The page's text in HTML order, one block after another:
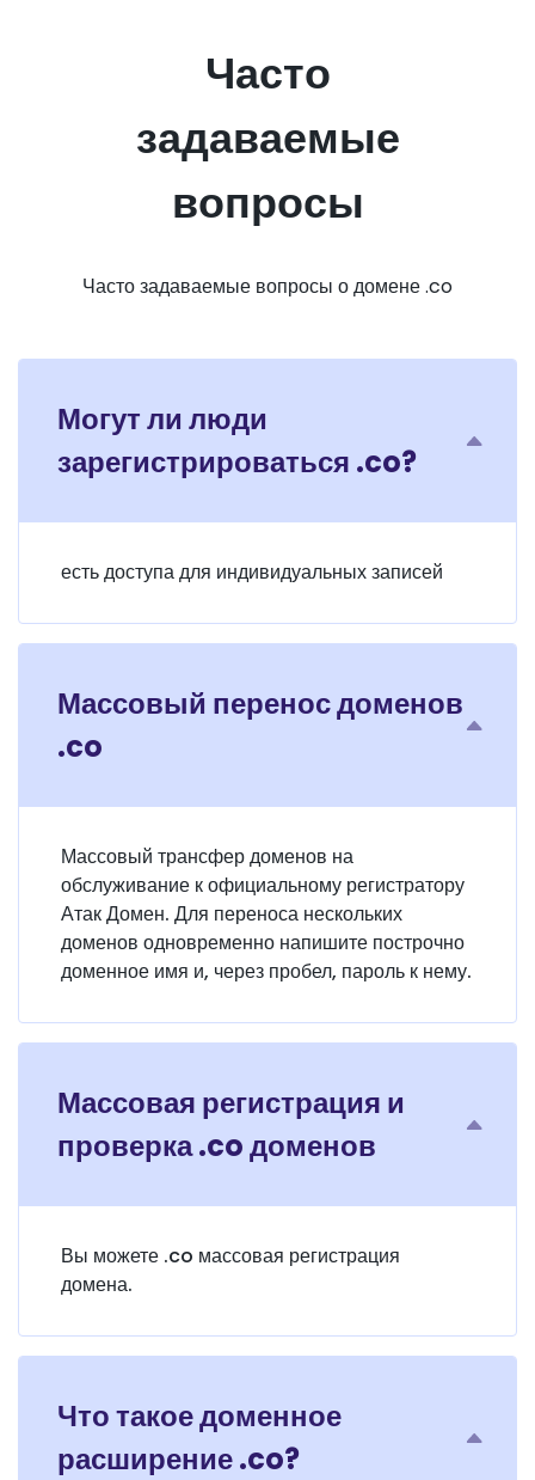
Часто
задаваемые
вопросы
Часто задаваемые вопросы о домене .co
Могут ли люди
зарегистрироваться .co?
есть доступа для индивидуальных записей
Массовый перенос доменов
.co
Массовый трансфер доменов на
обслуживание к официальному регистратору
Атак Домен. Для переноса нескольких
доменов одновременно напишите построчно
доменное имя и, через пробел, пароль к нему.
Массовая регистрация и
проверка .co доменов
Вы можете .co массовая регистрация
домена.
Что такое доменное
расширение .co?